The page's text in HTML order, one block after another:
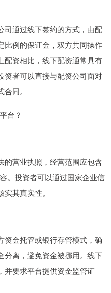
司通过线下签约的方式，由配
比例的保证金，双方共同操作
配资相比，线下配资通常具有
资者可以直接与配资公司面对
同。
台？
的营业执照，经营范围应包含
。投资者可以通过国家企业信
其真实性。
资金托管或银行存管模式，确
分离，避免资金被挪用。线下
并要求平台提供资金监管证